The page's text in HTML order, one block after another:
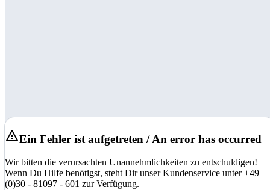
Ein Fehler ist aufgetreten / An error has occurred
Wir bitten die verursachten Unannehmlichkeiten zu entschuldigen!
Wenn Du Hilfe benötigst, steht Dir unser Kundenservice unter +49
(0)30 - 81097 - 601 zur Verfügung.